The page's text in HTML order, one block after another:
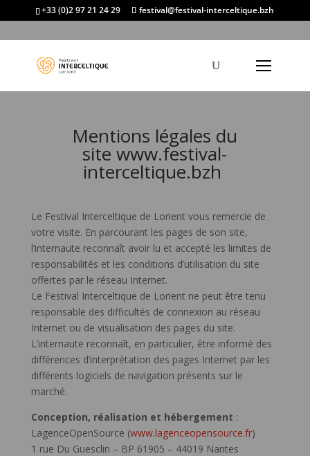
+33 (0)2 97 21 24 29 festival@festival-interceltique.bzh
Mentions légales du
sitewww.festival-
interceltique.bzh
Le Festival Interceltique de Lorient vous remercie de
votre visite. En parcourant les pages de son site,
l’internaute reconnaît avoir lu et accepté les limites de
responsabilités et les conditions d’utilisation du site
offertes par le réseau Internet.
Le Festival Interceltique de Lorient ne peut être tenu
responsable des difficultés de connexion au réseau
Internet ou de visualisation des pages du site.
L’internaute reconnaît, en particulier, être informé des
différences d’interprétation des pages Internet par les
différents logiciels de navigation présents sur le
marché.
Conception, réalisation et hébergement :
LagenceOpenSource (www.lagenceopensource.fr)
1 rue Du Guesclin – BP 61905 – 44019 Nantes